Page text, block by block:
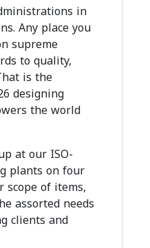
in
Any place you
supreme
to quality,
is the
designing
the world
at our ISO-
plants on four
scope of items,
assorted needs
clients and